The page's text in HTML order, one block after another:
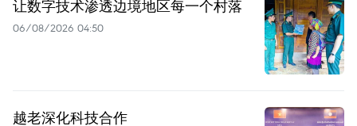
让数字技术渗透边境地区每一个村落
06/08/2026 04:50
越老深化科技合作